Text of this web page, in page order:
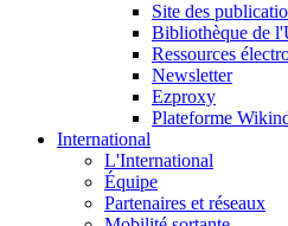
Site des
Bibliothèque de
Ressources
Newsletter
Ezproxy
Plateforme
International
L'International
Équipe
Partenaires et réseaux